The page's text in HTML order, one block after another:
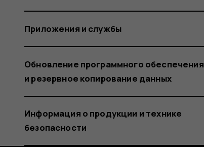
Приложения и службы
Обновление программного обеспечения
и резервное копирование данных
Информация о продукции и технике
безопасности